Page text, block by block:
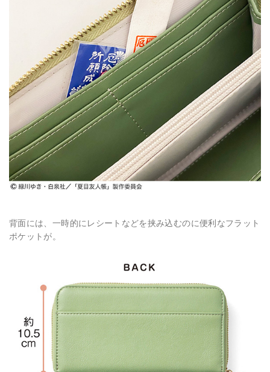
背面には、一時的にレシートなどを挟み込むのに便利なフラット
ポケットが。